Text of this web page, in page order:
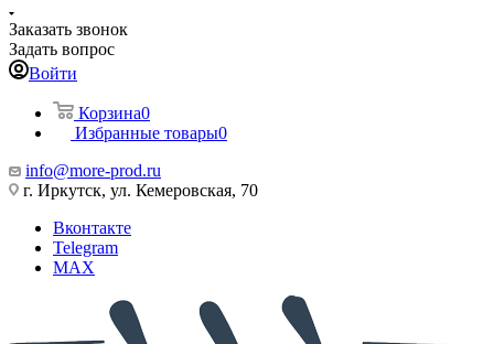
Заказать звонок
Задать вопрос
Войти
Корзина0
Избранные товары0
info@more-prod.ru
г. Иркутск, ул. Кемеровская, 70
Вконтакте
Telegram
MAX